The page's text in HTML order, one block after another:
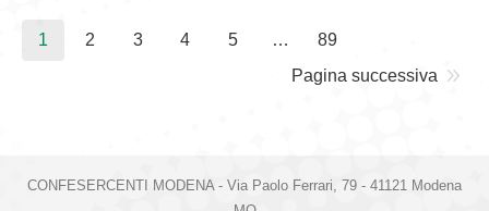
1 2 3 4 5 …
89
Pagina successiva
CONFESERCENTI MODENA - Via Paolo Ferrari, 79 - 41121 Modena